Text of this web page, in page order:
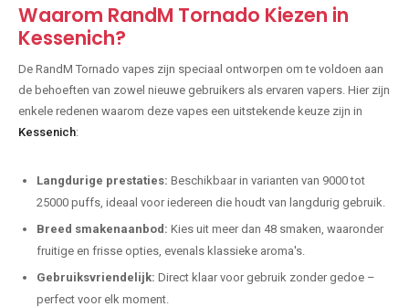
Waarom RandM Tornado Kiezen in
Kessenich?
De RandM Tornado vapes zijn speciaal ontworpen om te voldoen aan
de behoeften van zowel nieuwe gebruikers als ervaren vapers. Hier zijn
enkele redenen waarom deze vapes een uitstekende keuze zijn in
Kessenich:
Langdurige prestaties: Beschikbaar in varianten van 9000 tot
25000 puffs, ideaal voor iedereen die houdt van langdurig gebruik.
Breed smakenaanbod: Kies uit meer dan 48 smaken, waaronder
fruitige en frisse opties, evenals klassieke aroma's.
Gebruiksvriendelijk: Direct klaar voor gebruik zonder gedoe –
perfect voor elk moment.